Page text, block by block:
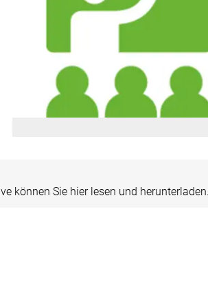
können Sie hier lesen und